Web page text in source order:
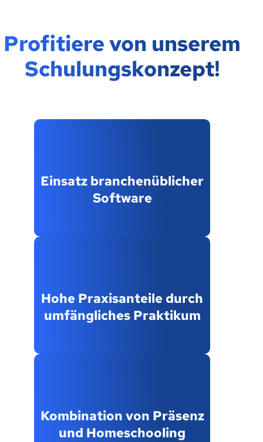
Profitiere von unserem
Schulungskonzept!
Einsatz branchenüblicher
Software
Hohe Praxisanteile durch
umfängliches Praktikum
Kombination von Präsenz
und Homeschooling